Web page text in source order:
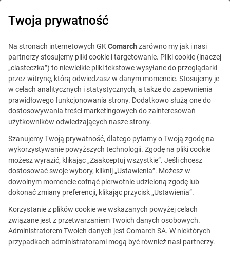
Ta oferta jest już
nieaktualna.
Zobacz podobne oferty
Twoja prywatność
Na stronach internetowych GKComarch zarówno my jak i nasi
partnerzy stosujemy pliki cookie i targetowanie. Pliki cookie (inaczej
„ciasteczka”) to niewielkie pliki tekstowe wysyłane do przeglądarki
przez witrynę, którą odwiedzasz w danym momencie. Stosujemy je
w celach analitycznych i statystycznych, a także do zapewnienia
prawidłowego funkcjonowania strony. Dodatkowo służą one do
dostosowywania treści marketingowych do zainteresowań
użytkowników odwiedzających nasze strony.
Szanujemy Twoją prywatność, dlatego pytamy o Twoją zgodę na
wykorzystywanie powyższych technologii. Zgodę na pliki cookie
możesz wyrazić, klikając „Zaakceptuj wszystkie”. Jeśli chcesz
dostosować swoje wybory, kliknij „Ustawienia”. Możesz w
dowolnym momencie cofnąć pierwotnie udzieloną zgodę lub
dokonać zmiany preferencji, klikając przycisk „Ustawienia”.
Korzystanie z plików cookie we wskazanych powyżej celach
związane jest z przetwarzaniem Twoich danych osobowych.
Administratorem Twoich danych jest Comarch SA. W niektórych
przypadkach administratorami mogą być również nasi partnerzy.